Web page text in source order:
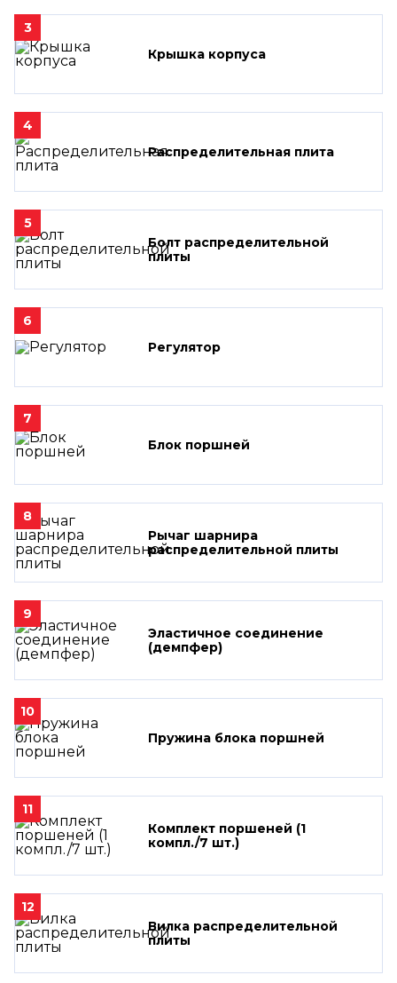
3
Крышка корпуса
4
Распределительная плита
5
Болт распределительной
плиты
6
Регулятор
7
Блок поршней
8
Рычаг шарнира
распределительной плиты
9
Эластичное соединение
(демпфер)
10
Пружина блока поршней
11
Комплект поршеней (1
компл./7 шт.)
12
Вилка распределительной
плиты